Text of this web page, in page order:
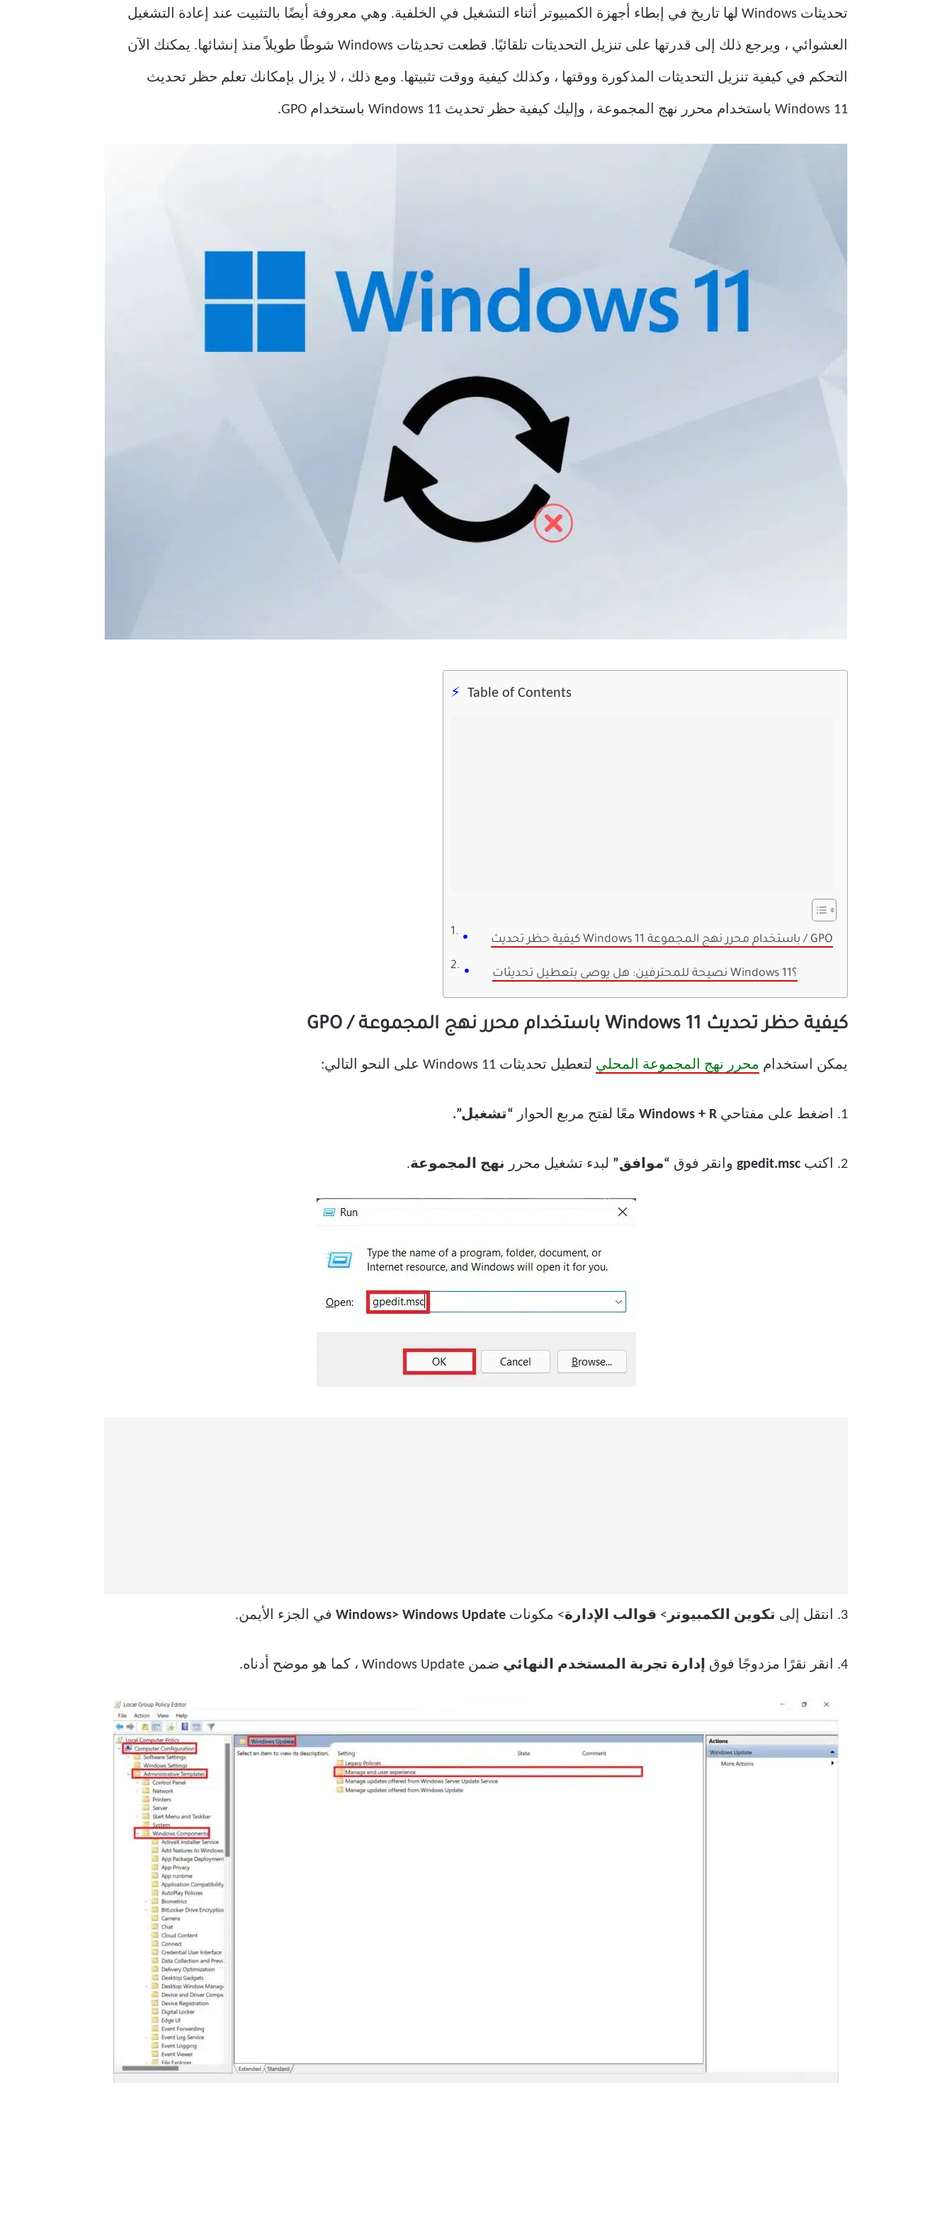
تحديثات Windows لها تاريخ في إبطاء أجهزة الكمبيوتر أثناء التشغيل في الخلفية. وهي معروفة أيضًا بالتثبيت عند إعادة التشغيل
العشوائي ، ويرجع ذلك إلى قدرتها على تنزيل التحديثات تلقائيًا. قطعت تحديثات Windows شوطًا طويلاً منذ إنشائها. يمكنك الآن
التحكم في كيفية تنزيل التحديثات المذكورة ووقتها ، وكذلك كيفية ووقت تثبيتها. ومع ذلك ، لا يزال بإمكانك تعلم حظر تحديث
Windows 11 باستخدام محرر نهج المجموعة ، وإليك كيفية حظر تحديث Windows 11 باستخدام GPO.
Table of Contents
كيفية حظر تحديث Windows 11 باستخدام محرر نهج المجموعة / GPO
نصيحة للمحترفين: هل يوصى بتعطيل تحديثات Windows 11؟
كيفية حظر تحديث Windows 11 باستخدام محرر نهج المجموعة / GPO
يمكن استخدام محرر نهج المجموعة المحلي لتعطيل تحديثات Windows 11 على النحو التالي:
1. اضغط على مفتاحي Windows + R معًا لفتح مربع الحوار “تشغيل”.
2. اكتب وانقر فوق “موافق” لبدء تشغيل محرر نهج المجموعة.
3. انتقل إلى تكوين الكمبيوتر > قوالب الإدارة> مكونات Windows> Windows Update في الجزء الأيمن.
4. انقر نقرًا مزدوجًا فوق إدارة تجربة المستخدم النهائي ضمن Windows Update ، كما هو موضح أدناه.